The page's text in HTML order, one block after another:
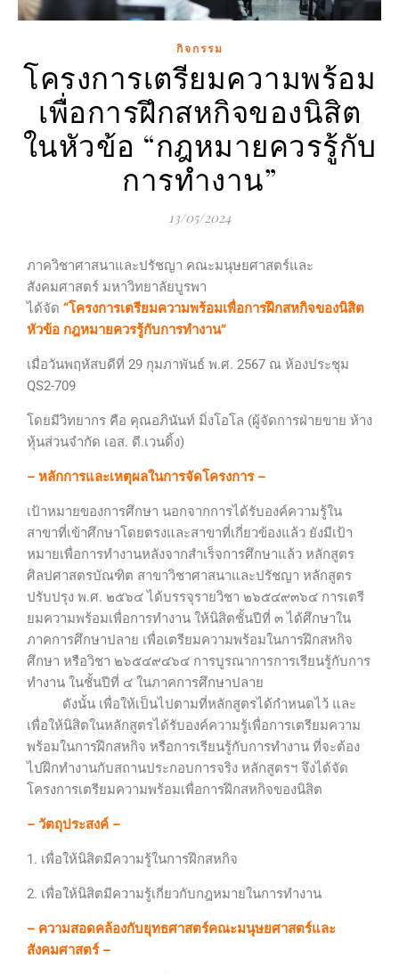
กิจกรรม
โครงการเตรียมความพร้อม
เพื่อการฝึกสหกิจของนิสิต
ในหัวข้อ “กฎหมายควรรู้กับ
การทำงาน”
13/05/2024
ภาควิชาศาสนาและปรัชญา คณะมนุษยศาสตร์และ
สังคมศาสตร์ มหาวิทยาลัยบูรพา
ได้จัด “โครงการเตรียมความพร้อมเพื่อการฝึกสหกิจของนิสิต
หัวข้อ กฎหมายควรรู้กับการทำงาน”
เมื่อวันพฤหัสบดีที่ 29 กุมภาพันธ์ พ.ศ. 2567 ณ ห้องประชุม
QS2-709
โดยมีวิทยากร คือ คุณอภินันท์ มิ่งโอโล (ผู้จัดการฝ่ายขาย ห้าง
หุ้นส่วนจำกัด เอส. ดี.เวนดิ้ง)
– หลักการและเหตุผลในการจัดโครงการ –
เป้าหมายของการศึกษา นอกจากการได้รับองค์ความรู้ใน
สาขาที่เข้าศึกษาโดยตรงและสาขาที่เกี่ยวข้องแล้ว ยังมีเป้า
หมายเพื่อการทำงานหลังจากสำเร็จการศึกษาแล้ว หลักสูตร
ศิลปศาสตรบัณฑิต สาขาวิชาศาสนาและปรัชญา หลักสูตร
ปรับปรุง พ.ศ. ๒๕๖๔ ได้บรรจุรายวิชา ๒๖๕๔๙๓๖๔ การเตรี
ยมความพร้อมเพื่อการทำงาน ให้นิสิตชั้นปีที่ ๓ ได้ศึกษาใน
ภาคการศึกษาปลาย เพื่อเตรียมความพร้อมในการฝึกสหกิจ
ศึกษา หรือวิชา ๒๖๕๔๙๔๖๔ การบูรณาการการเรียนรู้กับการ
ทำงาน ในชั้นปีที่ ๔ ในภาคการศึกษาปลาย
ดังนั้น เพื่อให้เป็นไปตามที่หลักสูตรได้กำหนดไว้ และ
เพื่อให้นิสิตในหลักสูตรได้รับองค์ความรู้เพื่อการเตรียมความ
พร้อมในการฝึกสหกิจ หรือการเรียนรู้กับการทำงาน ที่จะต้อง
ไปฝึกทำงานกับสถานประกอบการจริง หลักสูตรฯ จึงได้จัด
โครงการเตรียมความพร้อมเพื่อการฝึกสหกิจของนิสิต
– วัตถุประสงค์ –
1. เพื่อให้นิสิตมีความรู้ในการฝึกสหกิจ
2. เพื่อให้นิสิตมีความรู้เกี่ยวกับกฎหมายในการทำงาน
– ความสอดคล้องกับยุทธศาสตร์คณะมนุษยศาสตร์และ
สังคมศาสตร์ –